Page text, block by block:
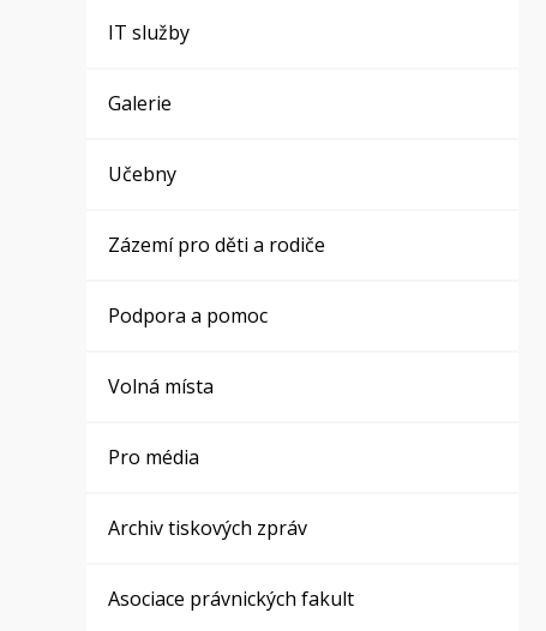
IT služby
Galerie
Učebny
Zázemí pro děti a rodiče
Podpora a pomoc
Volná místa
Pro média
Archiv tiskových zpráv
Asociace právnických fakult